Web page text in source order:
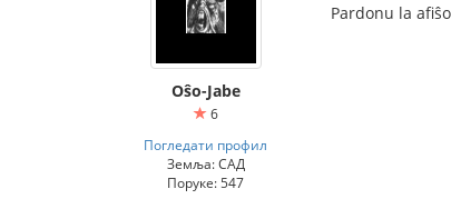
Oŝo-Jabe
6
Погледати профил
Земља: САД
Поруке: 547
Pardonu la